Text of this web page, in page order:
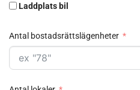
Laddplats bil
Antal bostadsrättslägenheter